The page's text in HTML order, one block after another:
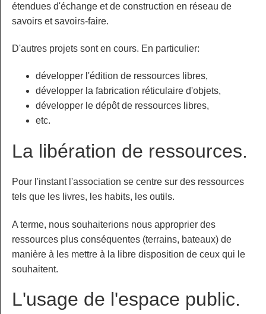
étendues d'échange et de construction en réseau de
savoirs et savoirs-faire.
D'autres projets sont en cours. En particulier:
développer l'édition de ressources libres,
développer la fabrication réticulaire d'objets,
développer le dépôt de ressources libres,
etc.
La libération de ressources.
Pour l'instant l'association se centre sur des ressources
tels que les livres, les habits, les outils.
A terme, nous souhaiterions nous approprier des
ressources plus conséquentes (terrains, bateaux) de
manière à les mettre à la libre disposition de ceux qui le
souhaitent.
L'usage de l'espace public.